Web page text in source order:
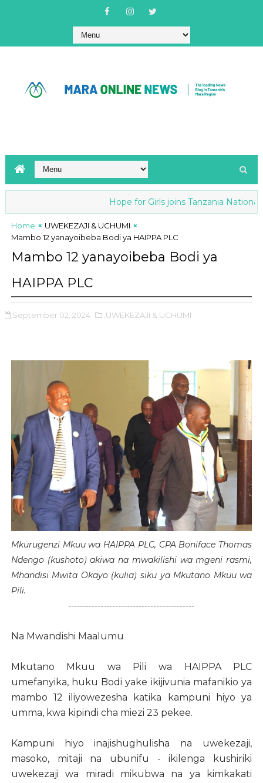
Hope for Girls joins Tanzania National
Home
UWEKEZAJI & UCHUMI
Mambo 12 yanayoibeba Bodi ya HAIPPA PLC
Mambo 12 yanayoibeba Bodi ya
HAIPPA PLC
September 02, 2024 ,UWEKEZAJI & UCHUMI
Mkurugenzi Mkuu wa HAIPPA PLC, CPA Boniface Thomas
Ndengo (kushoto) akiwa na mwakilishi wa mgeni rasmi,
Mhandisi Mwita Okayo (kulia) siku ya Mkutano Mkuu wa
Pili.
-------------------------------------------
Na Mwandishi Maalumu
Mkutano Mkuu wa Pili wa HAIPPA PLC
umefanyika, huku Bodi yake ikijivunia mafanikio ya
mambo 12 iliyowezesha katika kampuni hiyo ya
umma, kwa kipindi cha miezi 23 pekee.
Kampuni hiyo inajishughulisha na uwekezaji,
masoko, mitaji na ubunifu - ikilenga kushiriki
uwekezaji wa miradi mikubwa na ya kimkakati